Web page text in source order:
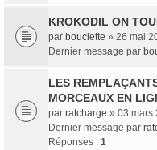
KROKODIL ON
par bouclette » 26 mai
Dernier message par
LES
MORCEAUX EN
par ratcharge » 03 mars
Dernier message par
Réponses : 1